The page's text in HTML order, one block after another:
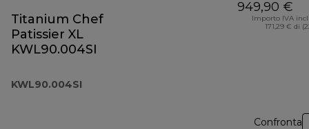
Titanium Chef
Patissier XL
KWL90.004SI
KWL90.004SI
949,90 €
Importo IVA
171,29 € di
Confronta